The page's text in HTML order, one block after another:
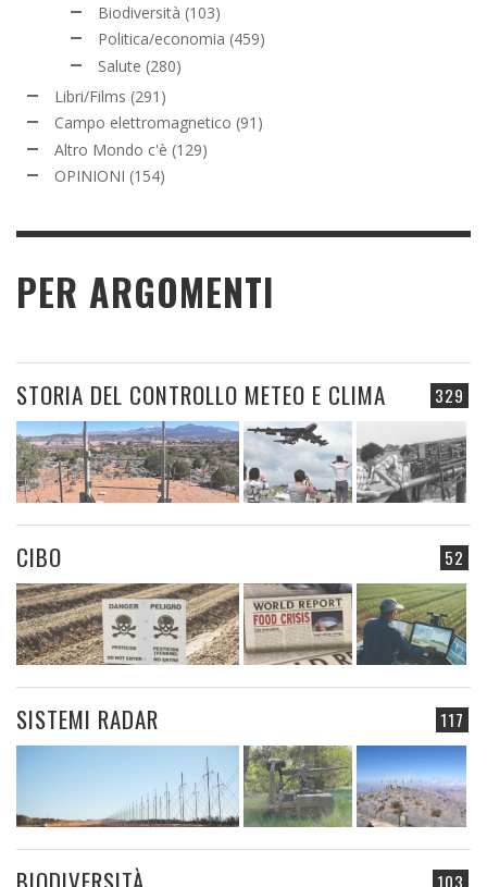
Biodiversità (103)
Politica/economia (459)
Salute (280)
Libri/Films (291)
Campo elettromagnetico (91)
Altro Mondo c'è (129)
OPINIONI (154)
PER ARGOMENTI
329
STORIA DEL CONTROLLO METEO E CLIMA
52
CIBO
117
SISTEMI RADAR
103